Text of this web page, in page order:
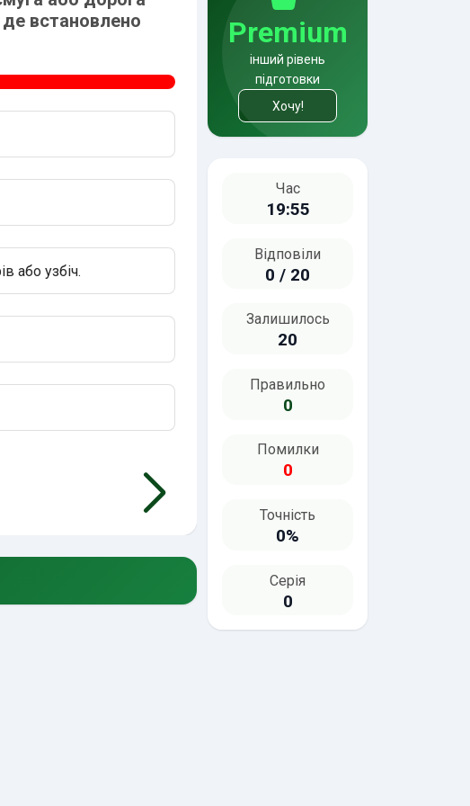
встановлено
або узбіч.
наведеній ситуації?
Premium
інший рівень
підготовки
Хочу!
Час
19:55
Відповіли
0 / 20
Залишилось
20
Правильно
0
Помилки
0
Точність
0%
Серія
0